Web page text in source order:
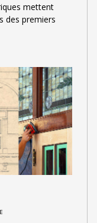
mettent
des premiers